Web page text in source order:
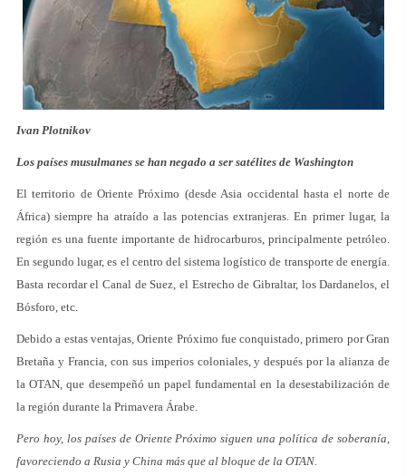
Ivan Plotnikov
Los países musulmanes se han negado a ser satélites de Washington
El territorio de Oriente Próximo (desde Asia occidental hasta el norte de
África) siempre ha atraído a las potencias extranjeras. En primer lugar, la
región es una fuente importante de hidrocarburos, principalmente petróleo.
En segundo lugar, es el centro del sistema logístico de transporte de energía.
Basta recordar el Canal de Suez, el Estrecho de Gibraltar, los Dardanelos, el
Bósforo, etc.
Debido a estas ventajas, Oriente Próximo fue conquistado, primero por Gran
Bretaña y Francia, con sus imperios coloniales, y después por la alianza de
la OTAN, que desempeñó un papel fundamental en la desestabilización de
la región durante la Primavera Árabe.
Pero hoy, los países de Oriente Próximo siguen una política de soberanía,
favoreciendo a Rusia y China más que al bloque de la OTAN.